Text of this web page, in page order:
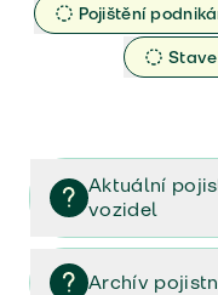
Pojištění
Aktuální
vozidel
Pojištění vozidel/
smlouvě (PDF)
Archív